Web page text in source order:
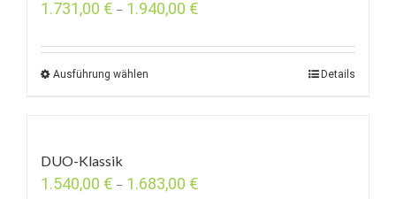
1.731,00 € – 1.940,00 €
Ausführung wählen Details
DUO-Klassik
1.540,00 € – 1.683,00 €